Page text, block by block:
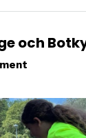
och